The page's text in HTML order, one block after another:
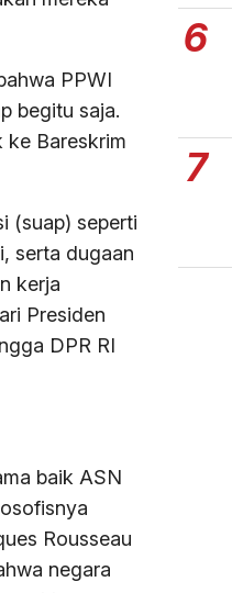
PPWI
begitu saja.
ke Bareskrim
(suap) seperti
serta dugaan
kerja
Presiden
DPR RI
baik ASN
Rousseau
negara